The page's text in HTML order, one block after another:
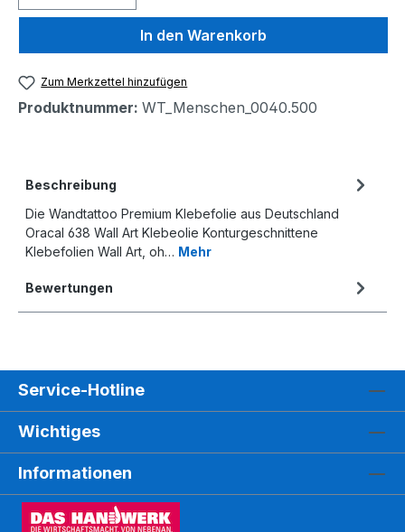
In den Warenkorb
Zum Merkzettel hinzufügen
Produktnummer: WT_Menschen_0040.500
Beschreibung
Die Wandtattoo Premium Klebefolie aus Deutschland
Oracal 638 Wall Art Klebeolie Konturgeschnittene
Klebefolien Wall Art, oh… Mehr
Bewertungen
Service-Hotline
Wichtiges
Informationen